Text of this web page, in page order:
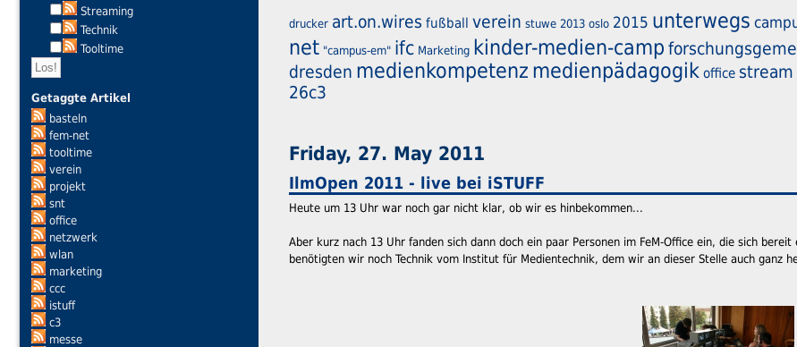
Streaming
Technik
Tooltime
Getaggte Artikel
basteln
fem-net
tooltime
verein
projekt
snt
office
netzwerk
wlan
marketing
ccc
istuff
c3
messe
drucker art.on.wires fußball verein stuwe 2013 oslo 2015 unterwegs
net "campus-em" ifc Marketing kinder-medien-camp
dresden medienkompetenz medienpädagogik office stream
26c3
Friday, 27. May 2011
IlmOpen 2011 - live bei iSTUFF
Heute um 13 Uhr war noch gar nicht klar, ob wir es hinbekommen...
Aber kurz nach 13 Uhr fanden sich dann doch ein paar Personen im FeM-Office ein, die sich
benötigten wir noch Technik vom Institut für Medientechnik, dem wir an dieser Stelle auch ganz